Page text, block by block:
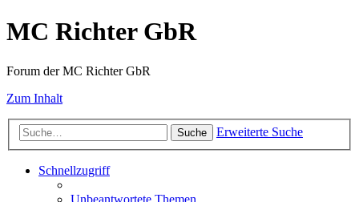
MC Richter GbR
Forum der MC Richter GbR
Zum Inhalt
Suche Erweiterte Suche
Schnellzugriff